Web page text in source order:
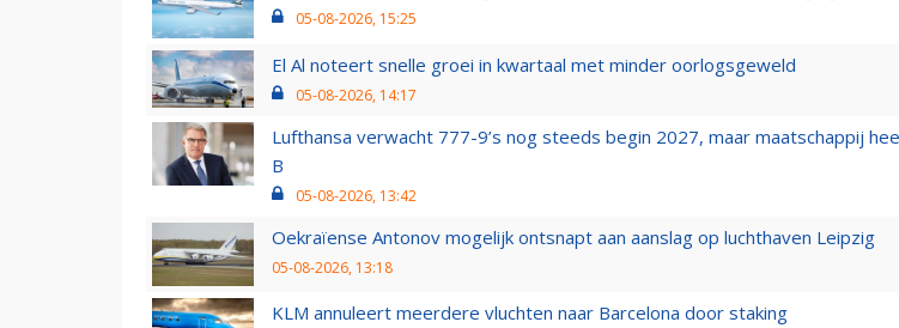
05-08-2026, 15:25
El Al noteert snelle groei in kwartaal met minder oorlogsgeweld
05-08-2026, 14:17
Lufthansa verwacht 777-9’s nog steeds begin 2027, maar maatschappij
B
05-08-2026, 13:42
Oekraïense Antonov mogelijk ontsnapt aan aanslag op luchthaven Leipzig
05-08-2026, 13:18
KLM annuleert meerdere vluchten naar Barcelona door staking